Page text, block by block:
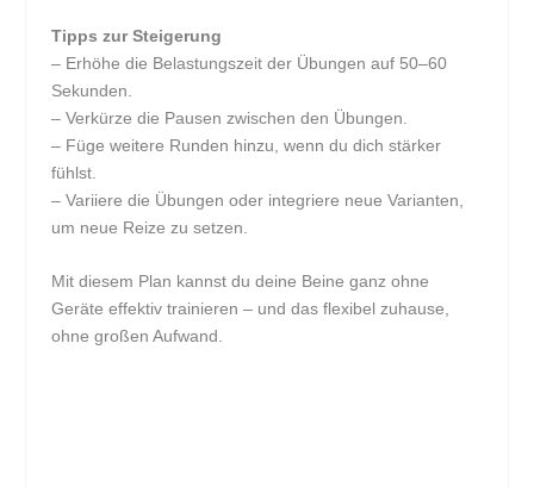
Tipps zur Steigerung
– Erhöhe die Belastungszeit der Übungen auf 50–60
Sekunden.
– Verkürze die Pausen zwischen den Übungen.
– Füge weitere Runden hinzu, wenn du dich stärker
fühlst.
– Variiere die Übungen oder integriere neue Varianten,
um neue Reize zu setzen.
Mit diesem Plan kannst du deine Beine ganz ohne
Geräte effektiv trainieren – und das flexibel zuhause,
ohne großen Aufwand.